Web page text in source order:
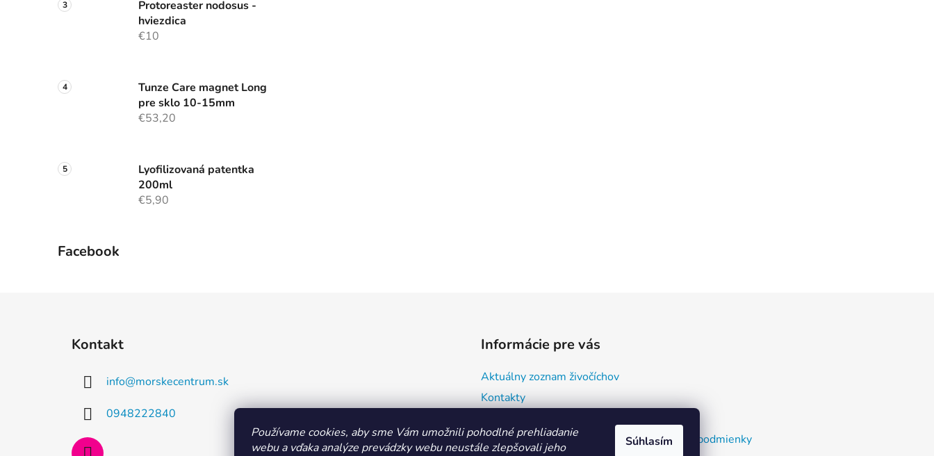
Používame cookies, aby sme Vám umožnili pohodlné prehliadanie
webu a vďaka analýze prevádzky webu neustále zlepšovali jeho
Súhlasím
Protoreaster nodosus -
hviezdica
€10
Tunze Care magnet Long
pre sklo 10-15mm
€53,20
Lyofilizovaná patentka
200ml
€5,90
Facebook
Kontakt
info@morskecentrum.sk
0948222840
Informácie pre vás
Aktuálny zoznam živočíchov
Kontakty
Všeobecné obchodné podmienky a dodacie podmienky